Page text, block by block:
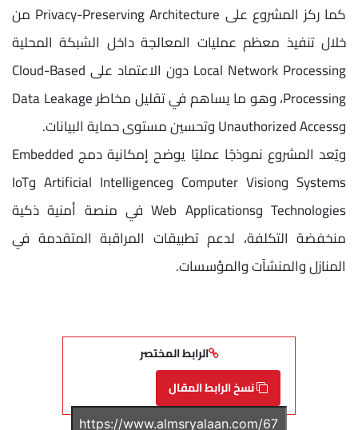
كما ركز المشروع على Privacy-Preserving Architecture من
خلال تنفيذ معظم عمليات المعالجة داخل الشبكة المحلية
Local Network Processing دون الاعتماد على Cloud-Based
Processing، وهو ما يساهم في تقليل مخاطر Data Leakage
وUnauthorized Access وتحسين مستوى حماية البيانات.
ويُعد المشروع نموذجًا عمليًا يوضح إمكانية دمج Embedded
Systems وComputer Vision وArtificial Intelligence وIoT
Technologies وWeb Applications في منصة أمنية ذكية
منخفضة التكلفة، لدعم تطبيقات المراقبة المتقدمة في
المنازل والمنشآت والمؤسسات.
الرابط المختصر
نسخ الرابط المقال